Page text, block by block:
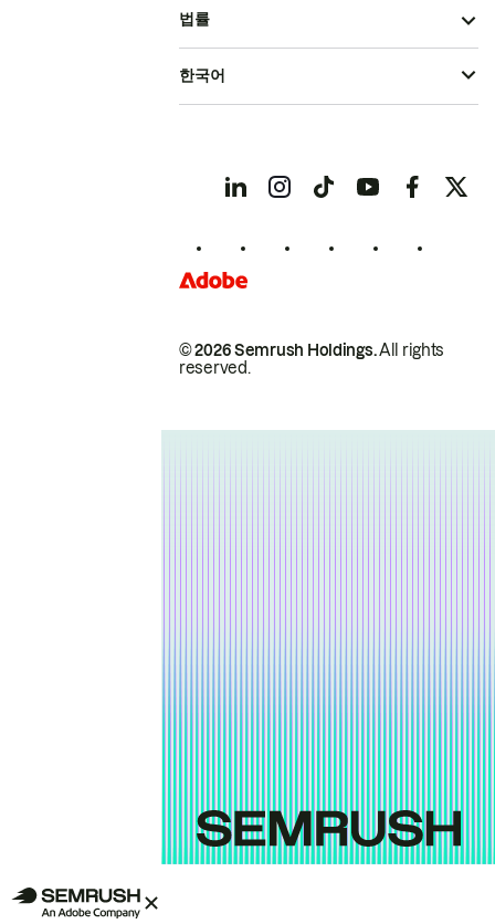
© 2026 Semrush Holdings.All rights
reserved.
법률
한국어